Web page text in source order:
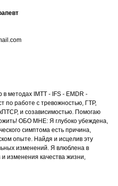
методах IMTT - IFS - EMDR -
по работе с тревожностью, ГТР,
и созависимостью. Помогаю
ОБО МНЕ: Я глубоко убеждена,
симптома есть причина,
опыте. Найдя и исцелив эту
изменений. Я влюблена в
изменения качества жизни,